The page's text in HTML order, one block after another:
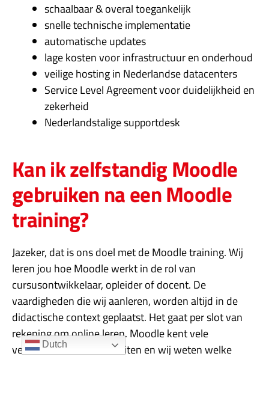
schaalbaar & overal toegankelijk
snelle technische implementatie
automatische updates
lage kosten voor infrastructuur en onderhoud
veilige hosting in Nederlandse datacenters
Service Level Agreement voor duidelijkheid en
zekerheid
Nederlandstalige supportdesk
Kan ik zelfstandig Moodle
gebruiken na een Moodle
training?
Jazeker, dat is ons doel met de Moodle training. Wij
leren jou hoe Moodle werkt in de rol van
cursusontwikkelaar, opleider of docent. De
vaardigheden die wij aanleren, worden altijd in de
didactische context geplaatst. Het gaat per slot van
rekening om online leren. Moodle kent vele
verschillende leeractiviteiten en wij weten welke
Dutch